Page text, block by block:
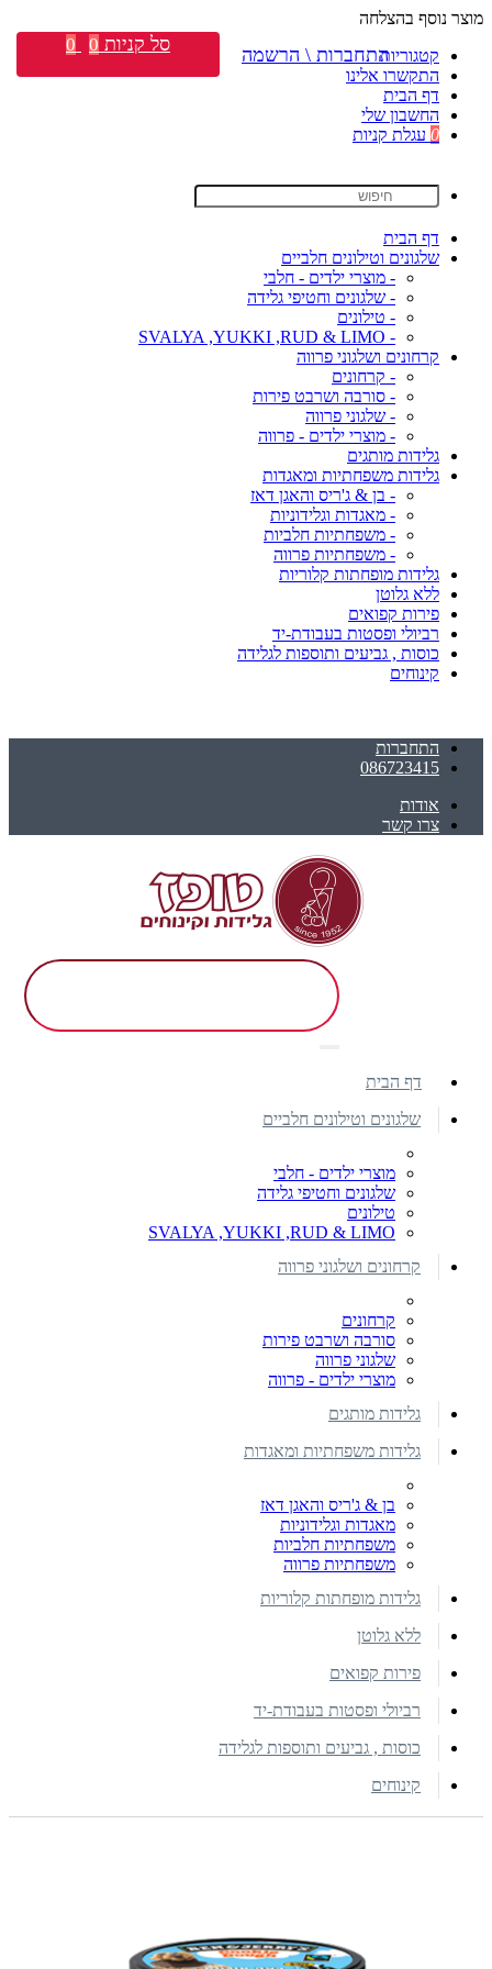
מוצר נוסף בהצלחה
קטגוריות
התקשרו אלינו
דף הבית
החשבון שלי
0 עגלת קניות
דף הבית
שלגונים וטילונים חלביים
- מוצרי ילדים - חלבי
- שלגונים וחטיפי גלידה
- טילונים
- SVALYA ,YUKKI ,RUD & LIMO
קרחונים ושלגוני פרווה
- קרחונים
- סורבה ושרבט פירות
- שלגוני פרווה
- מוצרי ילדים - פרווה
גלידות מותגים
גלידות משפחתיות ומאגדות
- בן & ג'ריס והאגן דאז
- מאגדות וגלידוניות
- משפחתיות חלביות
- משפחתיות פרווה
גלידות מופחתות קלוריות
ללא גלוטן
פירות קפואים
רביולי ופסטות בעבודת-יד
כוסות , גביעים ותוספות לגלידה
קינוחים
התחברות
086723415
אודות
צרו קשר
התחברות \ הרשמה סל קניות 0
0
דף הבית
שלגונים וטילונים חלביים
מוצרי ילדים - חלבי
שלגונים וחטיפי גלידה
טילונים
SVALYA ,YUKKI ,RUD & LIMO
קרחונים ושלגוני פרווה
קרחונים
סורבה ושרבט פירות
שלגוני פרווה
מוצרי ילדים - פרווה
גלידות מותגים
גלידות משפחתיות ומאגדות
בן & ג'ריס והאגן דאז
מאגדות וגלידוניות
משפחתיות חלביות
משפחתיות פרווה
גלידות מופחתות קלוריות
ללא גלוטן
פירות קפואים
רביולי ופסטות בעבודת-יד
כוסות , גביעים ותוספות לגלידה
קינוחים